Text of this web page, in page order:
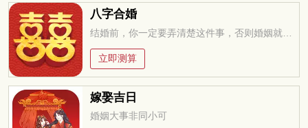
八字合婚
立即测算
嫁娶吉日
婚姻大事非同小可